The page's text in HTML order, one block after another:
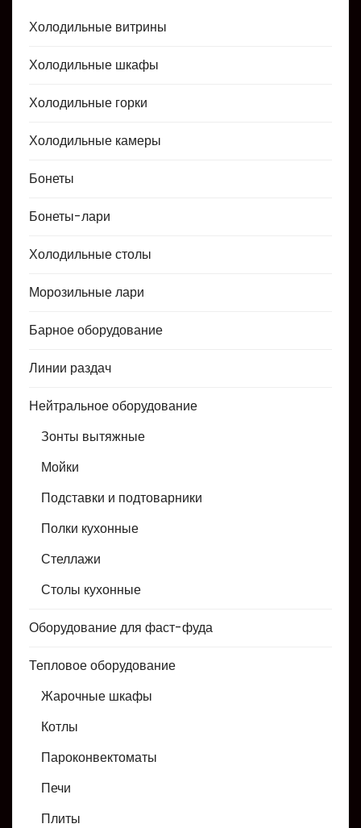
Холодильные витрины
Холодильные шкафы
Холодильные горки
Холодильные камеры
Бонеты
Бонеты-лари
Холодильные столы
Морозильные лари
Барное оборудование
Линии раздач
Нейтральное оборудование
Зонты вытяжные
Мойки
Подставки и подтоварники
Полки кухонные
Стеллажи
Столы кухонные
Оборудование для фаст-фуда
Тепловое оборудование
Жарочные шкафы
Котлы
Пароконвектоматы
Печи
Плиты